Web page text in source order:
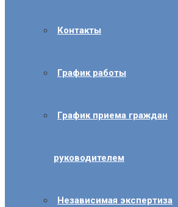
Контакты
График работы
График приема граждан
руководителем
Независимая экспертиза